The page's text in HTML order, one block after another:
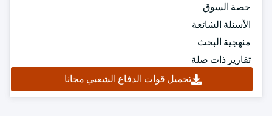
حصة السوق
الأسئلة الشائعة
منهجية البحث
تقارير ذات صلة
تحميل قوات الدفاع الشعبي مجانا